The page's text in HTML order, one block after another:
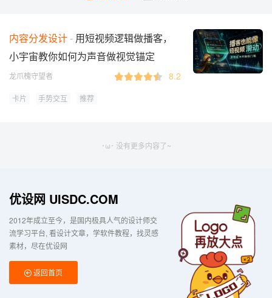
内容分发设计
用短视频逻辑做播客，
小宇宙教你如何为声音做视觉锚定
龙爪槐守望者 8.2
卡片 手势交互 推荐
･ω･ 没有更多内容了~
优设网 UISDC.COM
2012年成立至今，是国内极具人气的设计师交
流学习平台 看设计文章，学软件教程，找灵感
素材，尽在优设网
返回首页